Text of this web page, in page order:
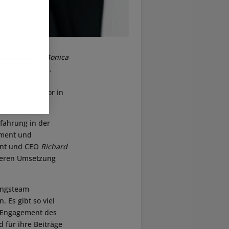
dass
Monica
sein wird.
war sie als
tätig, davor in
in der
und
und CEO Richard
Umsetzung
Es gibt so viel
des
für ihre Beiträge